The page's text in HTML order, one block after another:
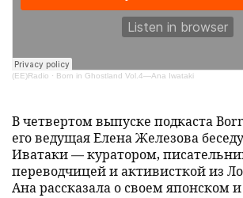
(EE)Radio · Born in Ghostland Vol.4—Ana Iwataki
В четвертом выпуске подкаста
его ведущая Елена Железова
Иватаки — куратором,
переводчицей и активисткой из
Ана рассказала о своем японском и